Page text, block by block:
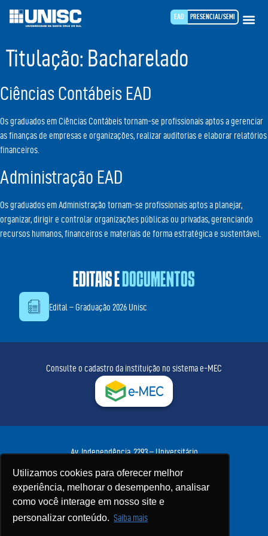
Utilizamos cookies para oferecer melhor
experiência, melhorar o desempenho, analisar
como você interage em nosso site e
personalizar conteúdo. Saiba mais
EAD PRESENCIAL/SEMI
Titulação: Bacharelado
Ciências Contábeis EAD
Os graduados em Ciências Contábeis tornam-se profissionais aptos a gerenciar
as finanças de empresas e organizações, realizar auditorias e elaborar relatórios
financeiros.
Administração EAD
Os graduados em Administração tornam-se profissionais aptos a planejar,
organizar, dirigir e controlar organizações públicas ou privadas, gerenciando
recursos humanos, financeiros e materiais de forma estratégica e sustentável.
EDITAIS E DOCUMENTOS
Edital – Graduação 2026 Unisc
Consulte o cadastro da instituição no sistema e-MEC
Av. Independência, 2293 – Universitário
(51) 3717-7300
Política de Privacidade